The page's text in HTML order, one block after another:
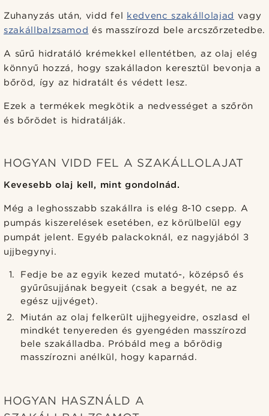
Zuhanyzás után, vidd fel kedvenc szakállolajad vagy
szakállbalzsamod és masszírozd bele arcszőrzetedbe.
A sűrű hidratáló krémekkel ellentétben, az olaj elég
könnyű hozzá, hogy szakálladon keresztül bevonja a
bőröd, így az hidratált és védett lesz.
Ezek a termékek megkötik a nedvességet a szőrön
és bőrödet is hidratálják.
HOGYAN VIDD FEL A SZAKÁLLOLAJAT
Kevesebb olaj kell, mint gondolnád.
Még a leghosszabb szakállra is elég 8-10 csepp. A
pumpás kiszerelések esetében, ez körülbelül egy
pumpát jelent. Egyéb palackoknál, ez nagyjából 3
ujjbegynyi.
Fedje be az egyik kezed mutató-, középső és
gyűrűsujjának begyeit (csak a begyét, ne az
egész ujjvéget).
Miután az olaj felkerült ujjhegyeidre, oszlasd el
mindkét tenyereden és gyengéden masszírozd
bele szakálladba. Próbáld meg a bőrödig
masszírozni anélkül, hogy kaparnád.
HOGYAN HASZNÁLD A